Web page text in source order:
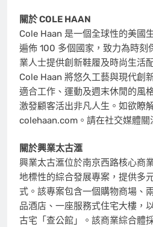
關於COLE HAAN
Cole Haan 是一個全球性的美國
遍佈 100 多個國家，致力為時刻
業人士提供創新鞋履及時尚生活
Cole Haan 將悠久工藝與現代創
適合工作、運動及週末休閒的風
激發顧客活出非凡人生。如欲瞭
colehaan.com。請在社交媒體關
關於興業太古滙
興業太古滙位於南京西路核心商
地標性的綜合發展專案，提供多
式。該專案包含一個購物商場、
品酒店、一座服務式住宅大樓，
古宅「查公館」。該商業綜合體